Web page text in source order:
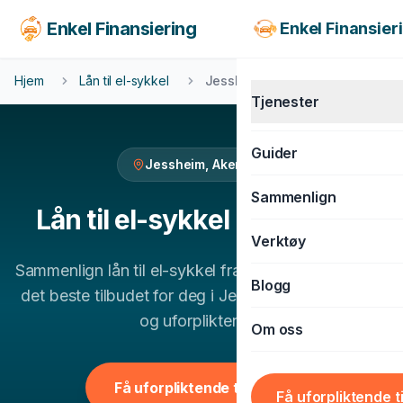
Enkel Finansiering Enkel
Tjenester
MC-lån
BOLIG & LIVSSTIL
Guider
Sammenlign
Verktøy
Blogg
Om oss
Få uforpliktende
Hjem Lån til el-sykkel Jessheim
Jessheim Akershus
Lån til el-sykkeli
Sammenlign lån til el-sykkel fra flere banker og finn
det beste tilbudet for deg i Jessheim. 100% gratis
og uforpliktende.
Få uforpliktende tilbud